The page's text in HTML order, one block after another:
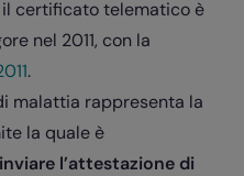
certificato telematico è
nel 2011, con la
.
malattia rappresenta la
la quale è
l’attestazione di